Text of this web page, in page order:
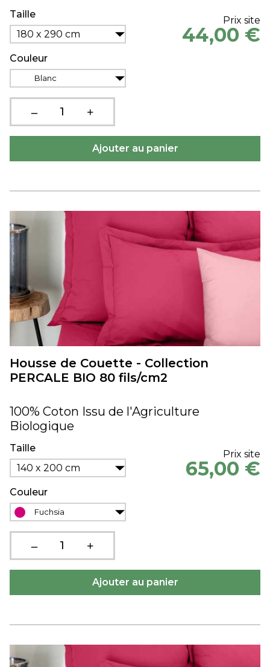
Taille
180 x 290 cm
Couleur
Blanc
Prix site
44,00 €
Housse de Couette - Collection
PERCALE BIO 80 fils/cm2
100% Coton Issu de l'Agriculture
Biologique
Taille
140 x 200 cm
Couleur
Fuchsia
Prix site
65,00 €